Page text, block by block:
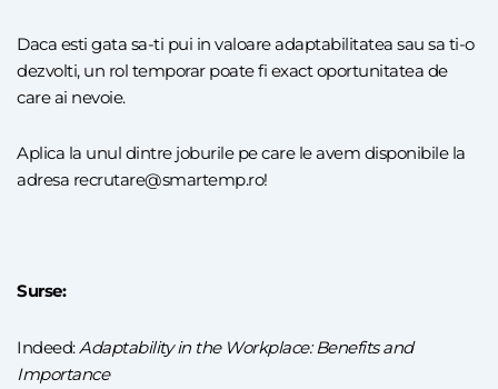
Daca esti gata sa-ti pui in valoare adaptabilitatea sau sa ti-o
dezvolti, un rol temporar poate fi exact oportunitatea de
care ai nevoie.
Aplica la unul dintre joburilepe care le avem disponibile la
adresa recrutare@smartemp.ro!
Surse:
Indeed: Adaptability in the Workplace: Benefits and
Importance